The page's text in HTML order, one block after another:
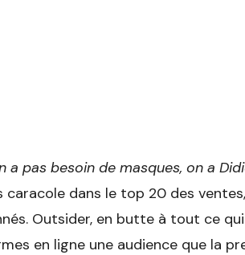
a pas besoin de masques, on a
caracole dans le top 20 des
Outsider, en butte à tout ce
en ligne une audience que la